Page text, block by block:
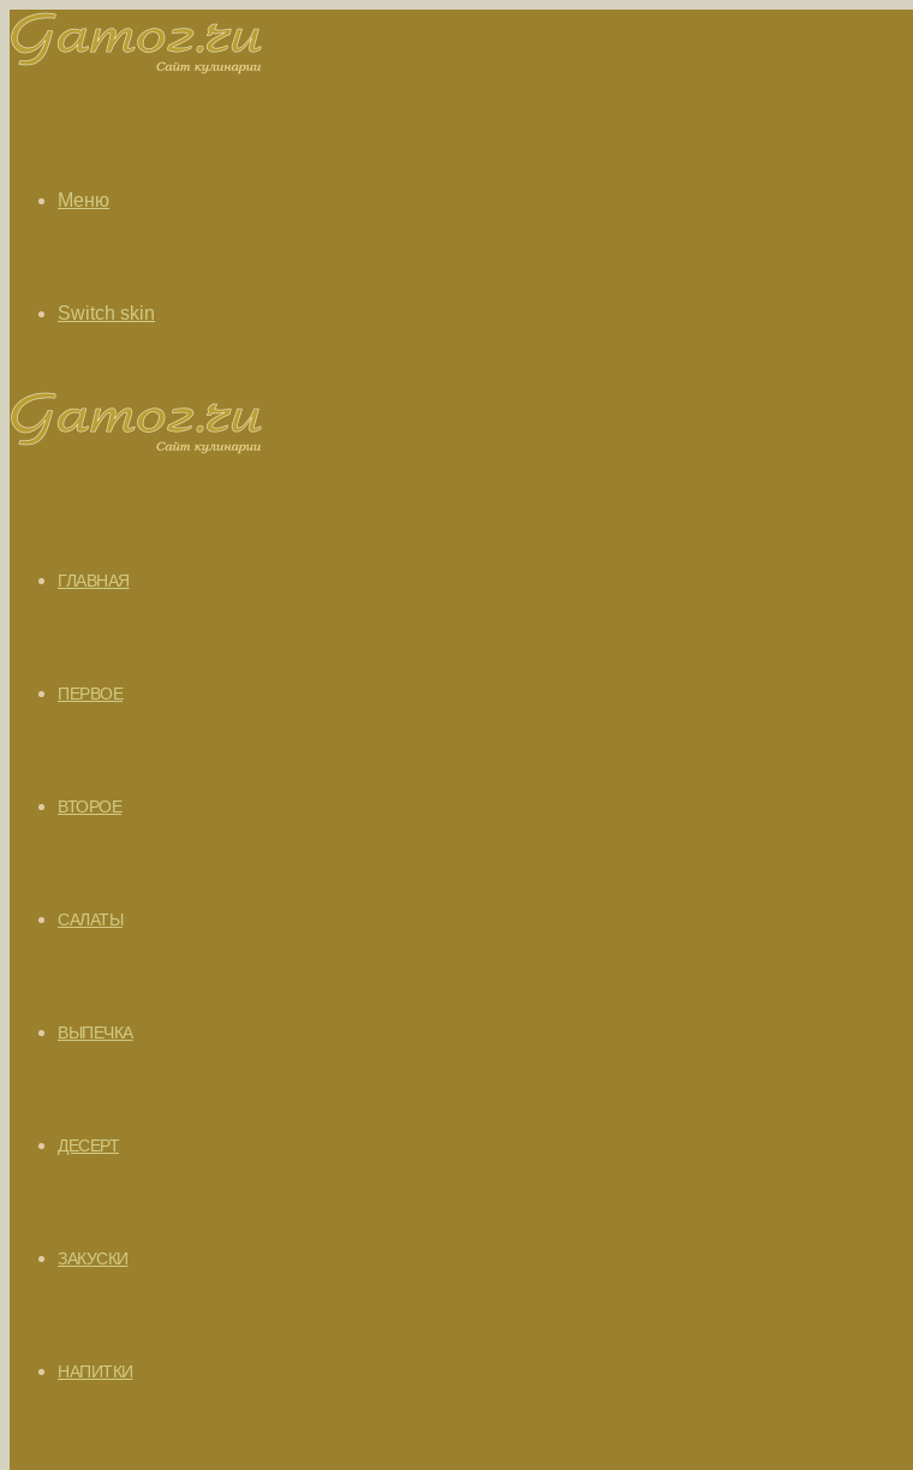
Меню
Switch skin
ГЛАВНАЯ
ПЕРВОЕ
ВТОРОЕ
САЛАТЫ
ВЫПЕЧКА
ДЕСЕРТ
ЗАКУСКИ
НАПИТКИ